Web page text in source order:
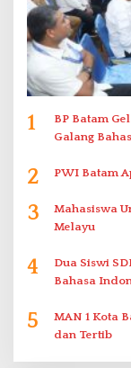
1
BP Batam
Galang
2 PWI Batam
3
Mahasiswa
Melayu
4
Dua Siswi
Bahasa
5
MAN 1 Kota
dan Tertib